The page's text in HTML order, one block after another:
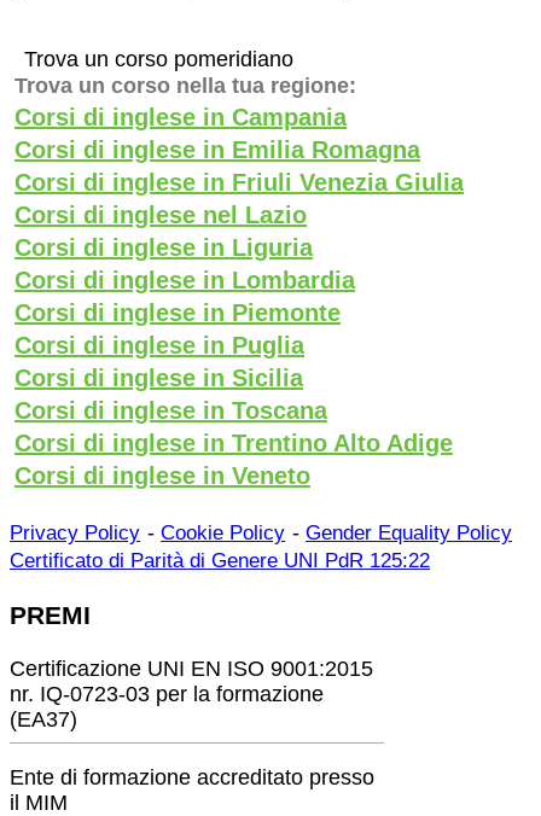
Trova un corso pomeridiano
Trova un corso nella tua regione:
Corsi di inglese in Campania
Corsi di inglese in Emilia Romagna
Corsi di inglese in Friuli Venezia Giulia
Corsi di inglese nel Lazio
Corsi di inglese in Liguria
Corsi di inglese in Lombardia
Corsi di inglese in Piemonte
Corsi di inglese in Puglia
Corsi di inglese in Sicilia
Corsi di inglese in Toscana
Corsi di inglese in Trentino Alto Adige
Corsi di inglese in Veneto
Privacy Policy - Cookie Policy - Gender Equality Policy
Certificato di Parità di Genere UNI PdR 125:22
PREMI
Certificazione UNI EN ISO 9001:2015
nr. IQ-0723-03 per la formazione
(EA37)
Ente di formazione accreditato presso
il MIM